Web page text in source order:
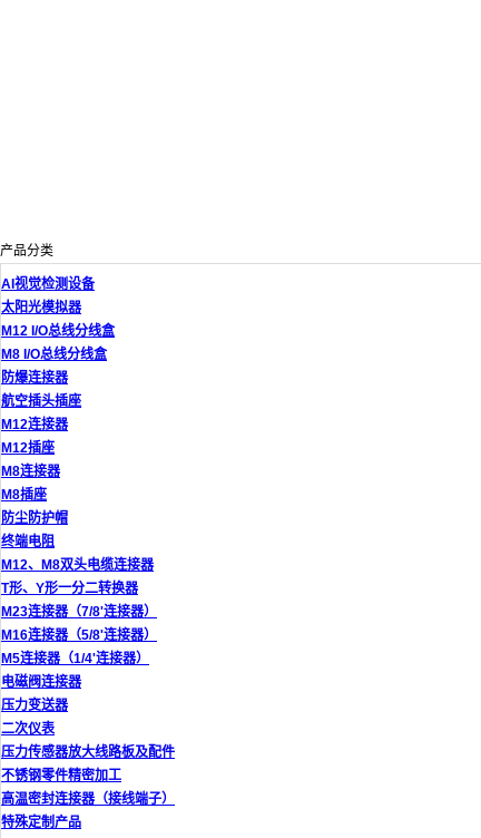
产品分类
AI视觉检测设备
太阳光模拟器
M12 I/O总线分线盒
M8 I/O总线分线盒
防爆连接器
航空插头插座
M12连接器
M12插座
M8连接器
M8插座
防尘防护帽
终端电阻
M12、M8双头电缆连接器
T形、Y形一分二转换器
M23连接器（7/8'连接器）
M16连接器（5/8'连接器）
M5连接器（1/4'连接器）
电磁阀连接器
压力变送器
二次仪表
压力传感器放大线路板及配件
不锈钢零件精密加工
高温密封连接器（接线端子）
特殊定制产品